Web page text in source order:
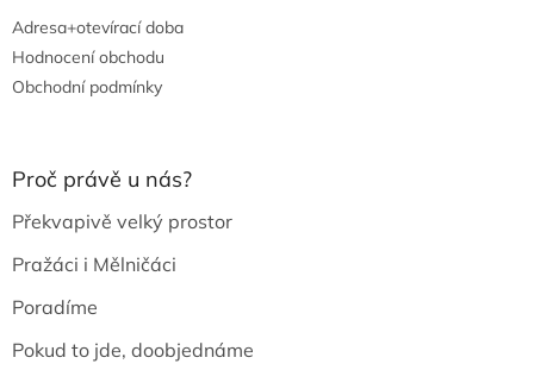
Adresa+otevírací doba
Hodnocení obchodu
Obchodní podmínky
Proč právě u nás?
Překvapivě velký prostor
Pražáci i Mělničáci
Poradíme
Pokud to jde, doobjednáme